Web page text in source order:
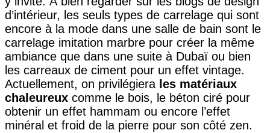
d’intérieur, les seuls types de carrelage qui sont
encore à la mode dans une salle de bain sont le
carrelage imitation marbre pour créer la même
ambiance que dans une suite à Dubaï ou bien
les carreaux de ciment pour un effet vintage.
Actuellement, on privilégiera les matériaux
chaleureux comme le bois, le béton ciré pour
obtenir un effet hammam ou encore l’effet
minéral et froid de la pierre pour son côté zen.